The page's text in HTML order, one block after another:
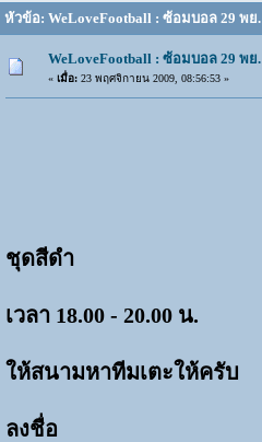
หัวข้อ: WeLoveFootball : ซ้อมบอล 29 พ
WeLoveFootball : ซ้อมบอล 29 พ
« เมื่อ:23 พฤศจิกายน 2009, 08:56:53 »
ชุดสีดำ
เวลา 18.00 - 20.00 น.
ให้สนามหาทีมเตะให้ครับ
ลงชื่อ